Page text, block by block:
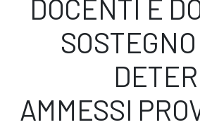
DOCENTI E
AMMESSI